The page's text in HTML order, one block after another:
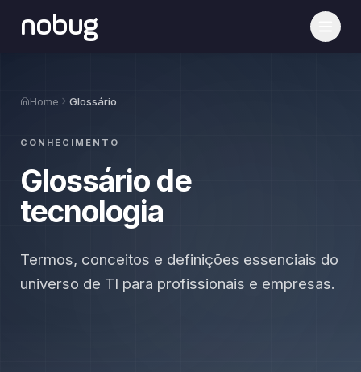
nobug
Home Glossário
CONHECIMENTO
Glossário de
tecnologia
Termos, conceitos e definições essenciais do
universo de TI para profissionais e empresas.